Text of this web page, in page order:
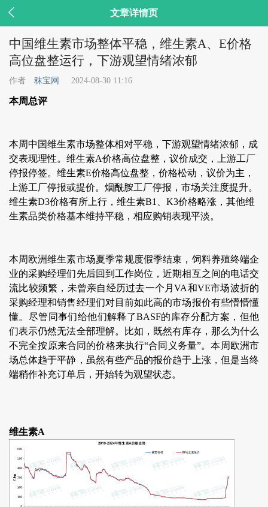
 文章详情页
中国维生素市场整体平稳，维生素A、E价格
高位盘整运行，下游观望情绪浓郁
作者 秣宝网 2024-08-30 11:16
本周总评
本周中国维生素市场整体相对平稳，下游观望情绪浓郁，成
交表现理性。维生素A价格高位盘整，议价成交，上游工厂
停报停签。维生素E价格高位盘整，价格松动，议价为主，
上游工厂停报或提价。烟酰胺工厂停报，市场关注度提升。
维生素D3价格有所上行，维生素B1、K3价格略涨，其他维
生素品类价格基本维持平稳，相应购销表现平淡。
本周欧洲维生素市场夏季常规度假季结束，饲料养殖终端企
业的采购经理们先后回到工作岗位，近期相互之间的电话交
流比较频繁，未曾亲自经历过去一个月VA和VE市场波折的
采购经理和销售经理们对目前如此高的市场报价有些懵懵懂
懂。尽管同事们给他们解释了BASF的库存分配方案，但他
们表示仍然无法全部理解。比如，既然有库存，那么为什么
不完全按原来合同的价格来执行“合同义务量”。本周欧洲市
场总体趋于平静，虽然有些产品的报价趋于上涨，但是当终
端稍作补充订单后，开始转为观望状态。
维生素A